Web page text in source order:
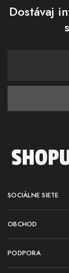
Dostávaj
SOCIÁLNE SIETE
OBCHOD
PODPORA